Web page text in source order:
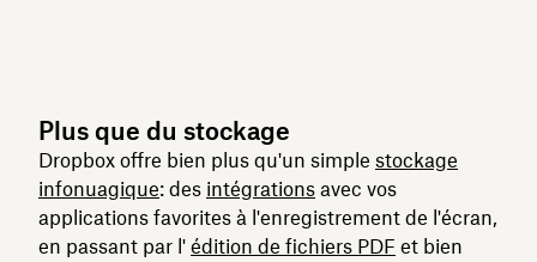
Plus que du stockage
Dropbox offre bien plus qu'un simple stockage
infonuagique: des intégrations avec vos
applications favorites à l'enregistrement de l'écran,
en passant par l' édition de fichiers PDF et bien